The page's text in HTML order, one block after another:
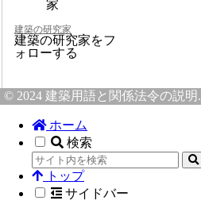
建築の研究家
建築の研究家をフ
ォローする
© 2024 建築用語と関係法令の説明.
ホーム
検索
トップ
サイドバー